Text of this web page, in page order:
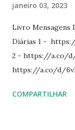
janeiro 03, 2023
Livro Mensagens
Diárias 1 -
2 - https://a.co/d/
https://a.co/d/
https://a.co/d/
COMPARTILHAR